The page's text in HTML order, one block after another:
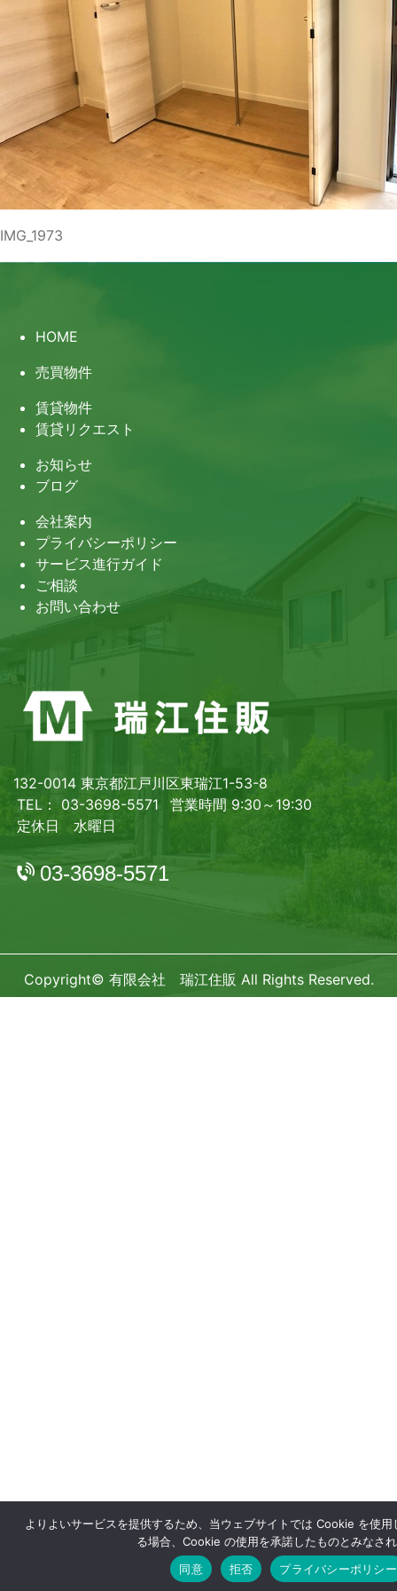
IMG_1973
HOME
売買物件
賃貸物件
賃貸リクエスト
お知らせ
ブログ
会社案内
プライバシーポリシー
サービス進行ガイド
ご相談
お問い合わせ
132-0014 東京都江戸川区東瑞江1-53-8
TEL： 03-3698-5571
営業時間 9:30～19:30
定休日 水曜日
03-3698-5571
Copyright© 有限会社 瑞江住販 All Rights Reserved.
よりよいサービスを提供するため、当ウェブサイトでは Cookie を使
る場合、Cookie の使用を承諾したものとみなさ
同意
拒否 プライバシーポリシー